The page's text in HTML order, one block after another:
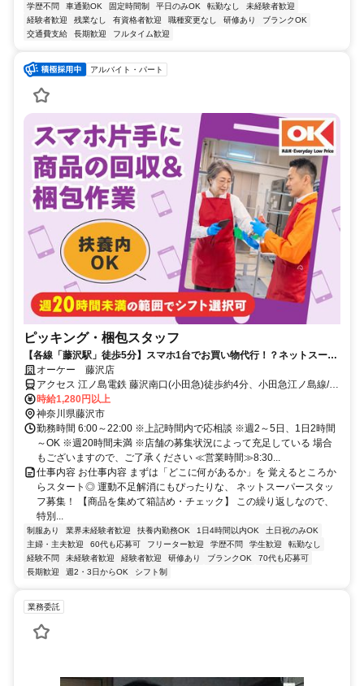
学歴不問
車通勤OK 固定時間制 平日のみOK 転勤なし
未経験者歓迎
経験者歓迎
残業なし 有資格者歓迎 職種変更なし 研修あり
ブランクOK
交通費支給
長期歓迎 フルタイム歓迎
アルバイト・パート
ピッキング・梱包スタッフ
【各線「藤沢駅」徒歩5分】スマホ1台でお買い物代行！？ネットスーパ
ーの注文対応◎ノルマなし・配送なし・コツコツ裏方ワーク！
オーケー 藤沢店
アクセス 江ノ島電鉄 藤沢南口(小田急)徒歩約4分、小田急江ノ島線/小
田急小田原線 藤沢南口(小田急)徒歩約4分、ＪＲ東海道本線 藤沢南口
(小田急)徒歩約4分 各線「藤沢駅」より徒歩約5分＊自転車通勤OK
時給1,280円以上
神奈川県藤沢市
勤務時間 6:00～22:00 ※上記時間内で応相談 ※週2～5日、1日2時間
～OK ※週20時間未満 ※店舗の募集状況によって充足している 場合
もございますので、ご了承ください ≪営業時間≫8:30...
仕事内容 お仕事内容 まずは「どこに何があるか」を 覚えるところか
らスタート◎ 運動不足解消にもぴったりな、 ネットスーパースタッ
フ募集！ 【商品を集めて箱詰め・チェック】 この繰り返しなので、
特別...
制服あり 業界未経験者歓迎 扶養内勤務OK 1日4時間以内OK
土日祝のみOK
主婦・主夫歓迎
60代も応募可 フリーター歓迎 学歴不問 学生歓迎
転勤なし
経験不問
未経験者歓迎 経験者歓迎 研修あり ブランクOK
70代も応募可
長期歓迎
週2・3日からOK シフト制
業務委託